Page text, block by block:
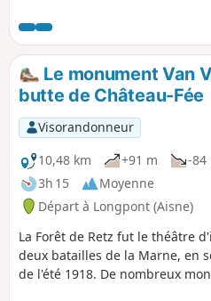
Le monument Van
butte de Château-Fée
Visorandonneur
10,48 km
+91 m
-84
3h 15
Moyenne
Départ à Longpont (Aisne)
La Forêt de Retz fut le théâtre
deux batailles de la Marne, en
de l'été 1918. De nombreux